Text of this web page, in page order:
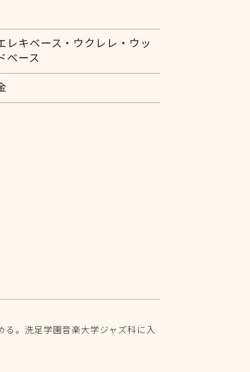
レキベース・ウクレレ・ウッ
ベース
。洗足学園音楽大学ジャズ科に入